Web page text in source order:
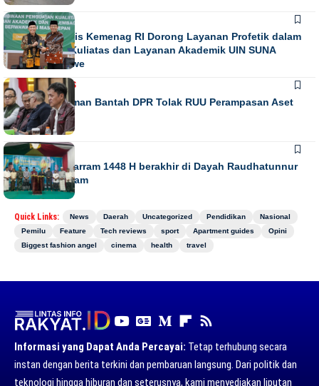
NEWS
Direktur Diktis Kemenag RI Dorong Layanan Profetik dalam
Penguatan Kuliatas dan Layanan Akademik UIN SUNA
Lhokseumawe
NASIONALNEWS
Habiburokhman Bantah DPR Tolak RUU Perampasan Aset
NEWS
Gebyar Muharram 1448 H berakhir di Dayah Raudhatunnur
Alharuni Nisam
Quick Links: News Daerah Uncategorized Pendidikan
Nasional
Pemilu
Feature Tech reviews sport Apartment guides
Opini
Biggest fashion angel
cinema health travel
Informasi yang Dapat Anda Percayai: Tetap terhubung secara
instan dengan berita terkini dan pembaruan langsung. Dari politik dan
teknologi hingga hiburan dan seterusnya, kami menyediakan liputan